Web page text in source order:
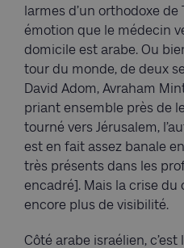
larmes d’un orthodoxe
émotion que le médecin
domicile est arabe. Ou
tour du monde, de deux
David Adom, Avraham
priant ensemble près de
tourné vers Jérusalem,
est en fait assez banale
très présents dans les
encadré]. Mais la crise du
encore plus de visibilité.
Côté arabe israélien, c’est